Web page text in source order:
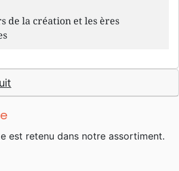
de la création et les ères
est retenu dans notre assortiment.